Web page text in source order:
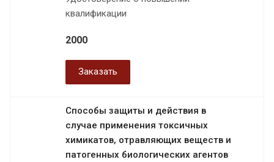
квалификации
2000
Заказать
Способы защиты и действия в
случае применения токсичных
химикатов, отравляющих веществ и
патогенных биологических агентов